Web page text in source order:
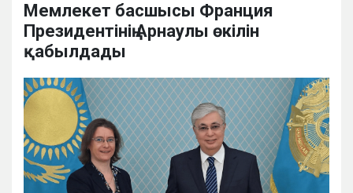
Мемлекет басшысы Франция
Президентінің Арнаулы өкілін
қабылдады